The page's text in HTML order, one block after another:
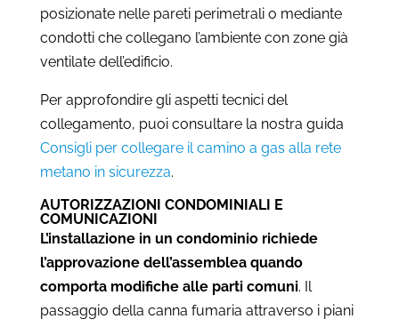
posizionate nelle pareti perimetrali o mediante
condotti che collegano l’ambiente con zone già
ventilate dell’edificio.
Per approfondire gli aspetti tecnici del
collegamento, puoi consultare la nostra guida
Consigli per collegare il camino a gas alla rete
metano in sicurezza.
AUTORIZZAZIONI CONDOMINIALI E
COMUNICAZIONI
L’installazione in un condominio richiede
l’approvazione dell’assemblea quando
comporta modifiche alle parti comuni. Il
passaggio della canna fumaria attraverso i piani